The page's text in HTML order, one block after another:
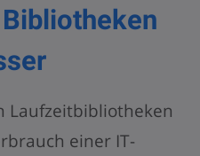
Laufzeitbibliotheken
einer IT-